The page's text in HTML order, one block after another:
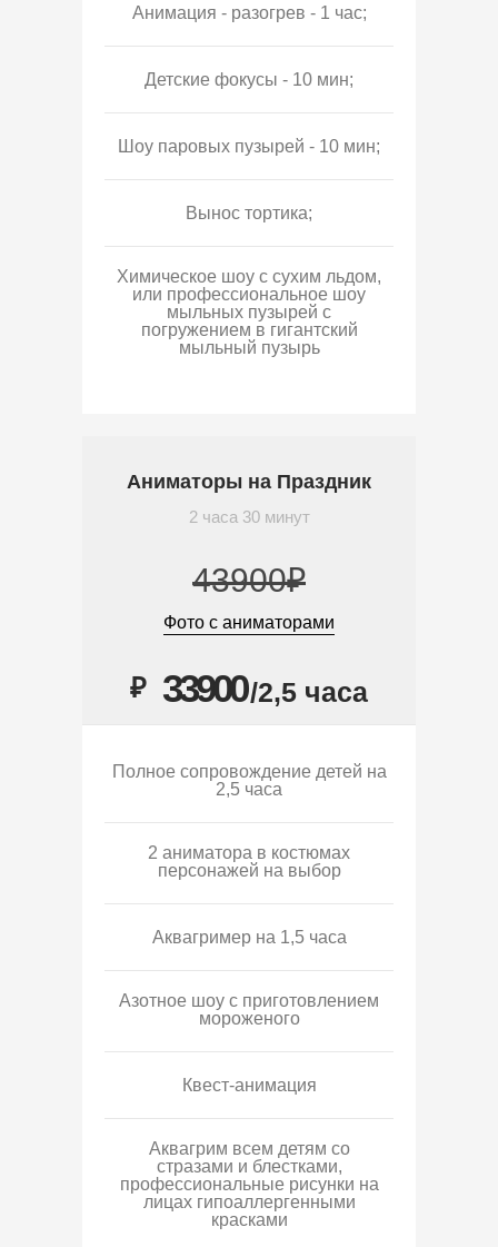
Анимация - разогрев - 1 час;
Детские фокусы - 10 мин;
Шоу паровых пузырей - 10 мин;
Вынос тортика;
Химическое шоу с сухим льдом,
или профессиональное шоу
мыльных пузырей с
погружением в гигантский
мыльный пузырь
Аниматоры на Праздник
2 часа 30 минут
43900₽
Фото с аниматорами
₽ 33900/2,5 часа
Полное сопровождение детей на
2,5 часа
2 аниматора в костюмах
персонажей на выбор
Аквагример на 1,5 часа
Азотное шоу с приготовлением
мороженого
Квест-анимация
Аквагрим всем детям со
стразами и блестками,
профессиональные рисунки на
лицах гипоаллергенными
красками